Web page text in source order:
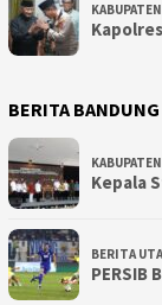
BERITA BANDUNG
Kepala
BERITA
PERSIB